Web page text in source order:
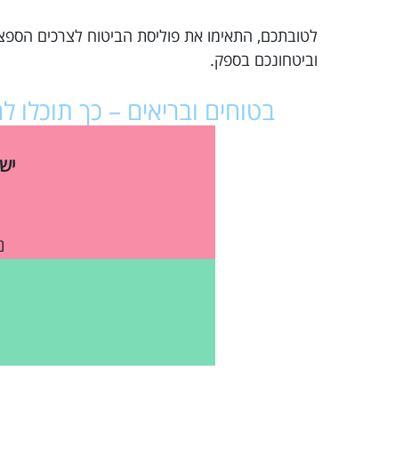
לטובתכם, התאימו את פוליסת הביטוח לצרכים
וביטחונכם בספק.
בטוחים ובריאים – כך